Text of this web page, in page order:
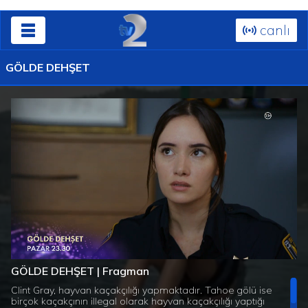
canlı
GÖLDE DEHŞET
Süre Toplam
Süre
Yüklendi
0%
:
GÖLDE DEHŞET | Fragman
Clint Gray, hayvan kaçakçılığı yapmaktadır. Tahoe gölü ise
birçok kaçakçının illegal olarak hayvan kaçakçılığı yaptığı